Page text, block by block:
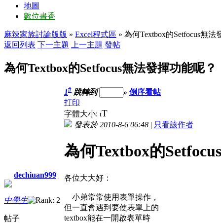
地圖
數位書香
麻辣家族討論版版 » Excel程式區 » 為何Textbox的Setfocus無法
返回列表 下一主題 上一主題 發帖
為何Textbox的Setfocus無法發揮功能呢？
dechiuan999
中學生
帖子
1# 跳轉到 » 倒序看帖
打印
字體大小: tT
發表於 2010-8-6 06:48 | 只看該作者
為何Textbox的
各位大大好：
小弟常常使用表單操作，
但一直會遇到要使表單上的
textbox能在一開啟表單時